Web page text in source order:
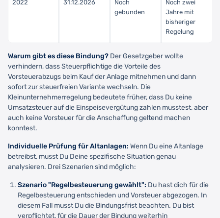
2022 31.12.2026
Noch
gebunden
Noch zwei
Jahre mit
bisheriger
Regelung
Warum gibt es diese Bindung? Der Gesetzgeber wollte
verhindern, dass Steuerpflichtige die Vorteile des
Vorsteuerabzugs beim Kauf der Anlage mitnehmen und dann
sofort zur steuerfreien Variante wechseln. Die
Kleinunternehmerregelung bedeutete früher, dass Du keine
Umsatzsteuer auf die Einspeisevergütung zahlen musstest, aber
auch keine Vorsteuer für die Anschaffung geltend machen
konntest.
Individuelle Prüfung für Altanlagen: Wenn Du eine Altanlage
betreibst, musst Du Deine spezifische Situation genau
analysieren. Drei Szenarien sind möglich:
Szenario "Regelbesteuerung gewählt": Du hast dich für die
Regelbesteuerung entschieden und Vorsteuer abgezogen. In
diesem Fall musst Du die Bindungsfrist beachten. Du bist
verpflichtet, für die Dauer der Bindung weiterhin